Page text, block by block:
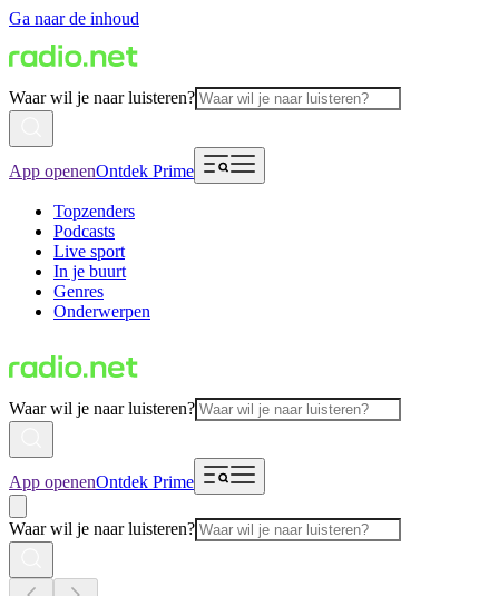
Ga naar de inhoud
Waar wil je naar luisteren?
App openenOntdek Prime
Topzenders
Podcasts
Live sport
In je buurt
Genres
Onderwerpen
Waar wil je naar luisteren?
App openenOntdek Prime
Waar wil je naar luisteren?